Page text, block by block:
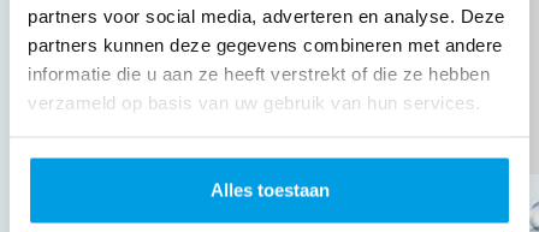
partners voor social media, adverteren en analyse. Deze
partners kunnen deze gegevens combineren met andere
informatie die u aan ze heeft verstrekt of die ze hebben
verzameld op basis van uw gebruik van hun services.
Alles toestaan
Farisha Jahangir